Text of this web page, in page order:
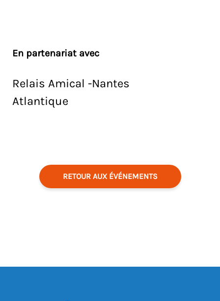
En partenariat avec
Relais Amical -Nantes
Atlantique
RETOUR AUX ÉVÉNEMENTS